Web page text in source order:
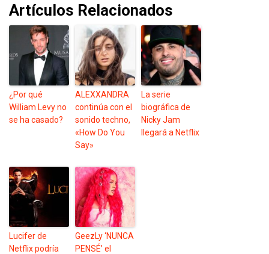
Artículos Relacionados
¿Por qué
William Levy no
se ha casado?
ALEXXANDRA
continúa con el
sonido techno,
«How Do You
Say»
La serie
biográfica de
Nicky Jam
llegará a Netflix
Lucifer de
Netflix podría
GeezLy ‘NUNCA
PENSÉ’ el